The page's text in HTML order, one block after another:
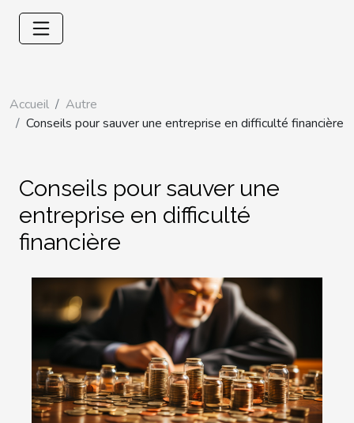
Accueil
Autre
Conseils pour sauver une entreprise en difficulté financière
Conseils pour sauver une
entreprise en difficulté
financière